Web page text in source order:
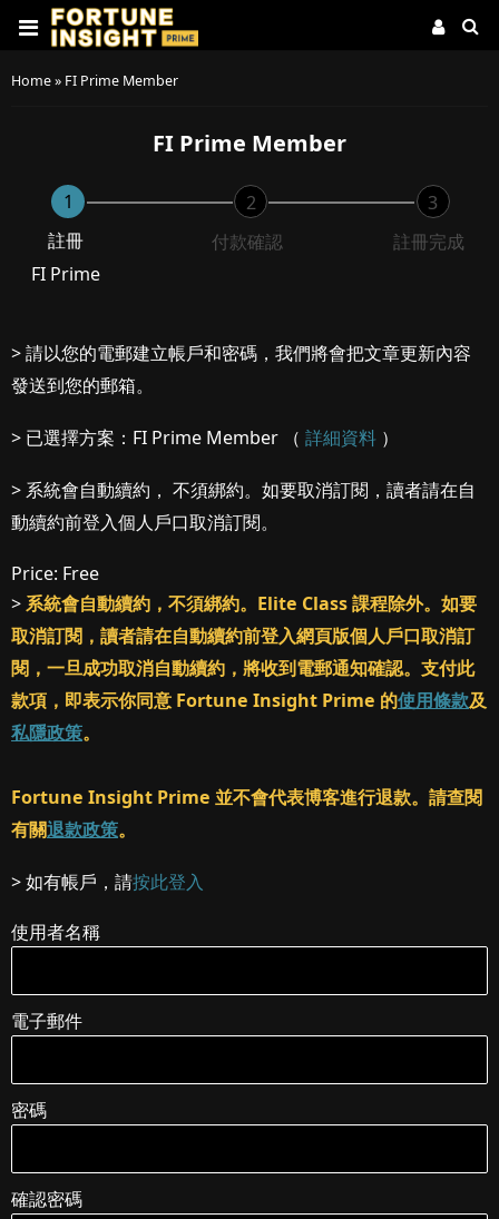
Home» FI Prime Member
FI Prime Member
1
註冊
FI Prime
2
付款確認
3
註冊完成
> 請以您的電郵建立帳戶和密碼，我們將會把文章更新內容
發送到您的郵箱。
> 已選擇方案：FI Prime Member （ 詳細資料 ）
> 系統會自動續約， 不須綁約。如要取消訂閱，讀者請在自
動續約前登入個人戶口取消訂閱。
Price: Free
>系統會自動續約，不須綁約。Elite Class 課程除外。如要
取消訂閱，讀者請在自動續約前登入網頁版個人戶口取消訂
閱，一旦成功取消自動續約，將收到電郵通知確認。支付此
款項，即表示你同意 Fortune Insight Prime 的使用條款及
私隱政策。
Fortune Insight Prime 並不會代表博客進行退款。請查閱
有關退款政策。
> 如有帳戶，請按此登入
使用者名稱
電子郵件
密碼
確認密碼